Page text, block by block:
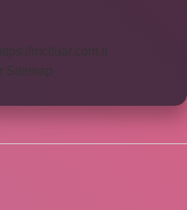
https://mcifuar.com.tr
Sitemap